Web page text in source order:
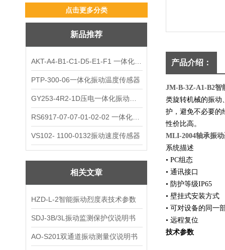
点击更多分类
新品推荐
PTP-300-06一体化振动温度传感器
VS102- 1100-0132振动速度传感器
相关文章
HZD-L-2智能振动烈度表技术参数
SDJ-3B/3L振动监测保护仪说明书
AO-S201双通道振动测量仪说明书
产品介绍：
JM-B-3Z-A1-B2智
类旋转机械的振动
护，避免不必要的
性价比高。
MLI-2004轴承振
系统描述
• PC组态
• 通讯接口
• 防护等级IP65
• 壁挂式安装方式
• 可对设备的同一
• 远程复位
技术参数